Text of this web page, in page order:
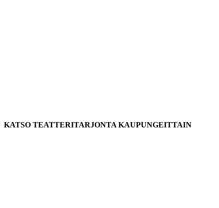
KATSO TEATTERITARJONTA KAUPUNGEITTAIN